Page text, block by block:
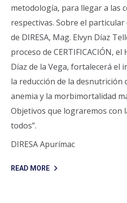
metodología, para llegar a las
respectivas. Sobre el
de DIRESA, Mag. Elvyn Díaz
proceso de CERTIFICACIÓN,
Díaz de la Vega, fortalecerá el
la reducción de la desnutrición
anemia y la morbimortalidad
Objetivos que lograremos con
todos”.
DIRESA Apurímac
READ MORE